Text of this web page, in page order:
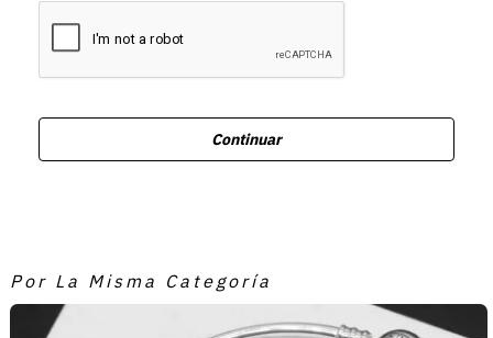
Continuar
Por La Misma Categoría